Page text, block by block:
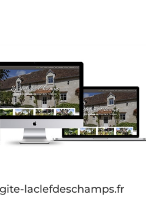
laclefdeschamps.fr